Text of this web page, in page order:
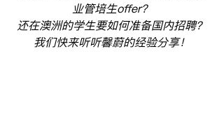
业管培生offer？
还在澳洲的学生要如何准备国内招聘？
我们快来听听馨蔚的经验分享！